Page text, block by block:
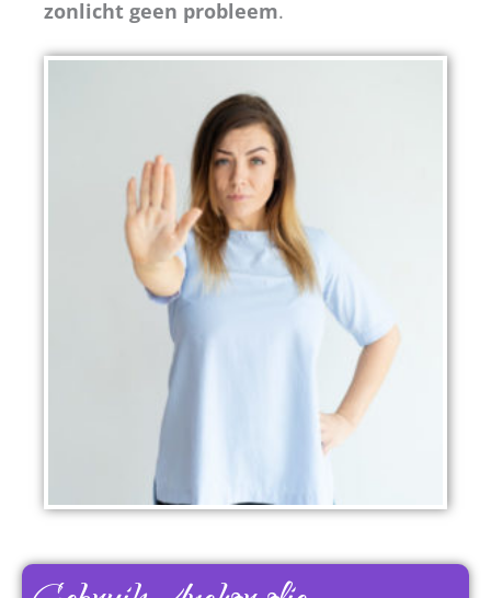
zonlicht geen probleem.